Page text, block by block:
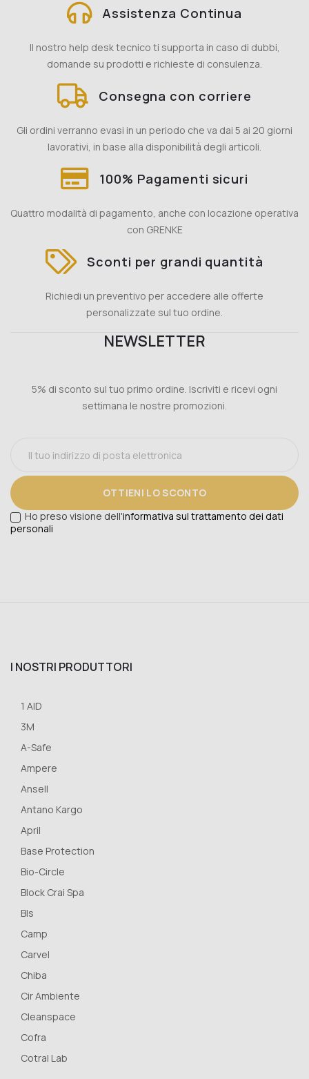
Assistenza Continua
Il nostro help desk tecnico ti supporta in caso di dubbi,
domande su prodotti e richieste di consulenza.
Consegna con corriere
Gli ordini verranno evasi in un periodo che va dai 5 ai 20 giorni
lavorativi, in base alla disponibilità degli articoli.
100% Pagamenti sicuri
Quattro modalità di pagamento, anche con locazione operativa
con GRENKE
Sconti per grandi quantità
Richiedi un preventivo per accedere alle offerte
personalizzate sul tuo ordine.
NEWSLETTER
5% di sconto sul tuo primo ordine. Iscriviti e ricevi ogni
settimana le nostre promozioni.
OTTIENI LO SCONTO
Ho preso visione dell'informativa sul trattamento dei dati
personali
I NOSTRI PRODUTTORI
1 AID
3M
A-Safe
Ampere
Ansell
Antano Kargo
April
Base Protection
Bio-Circle
Block Crai Spa
Bls
Camp
Carvel
Chiba
Cir Ambiente
Cleanspace
Cofra
Cotral Lab